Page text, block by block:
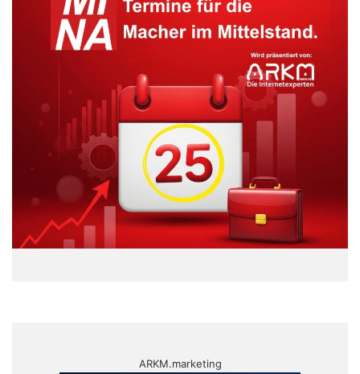
ARKM.marketing